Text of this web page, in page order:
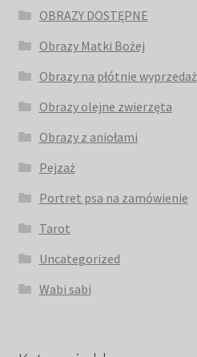
OBRAZY DOSTĘPNE
Obrazy Matki Bożej
Obrazy na płótnie wyprzedaż
Obrazy olejne zwierzęta
Obrazy z aniołami
Pejzaż
Portret psa na zamówienie
Tarot
Uncategorized
Wabi sabi